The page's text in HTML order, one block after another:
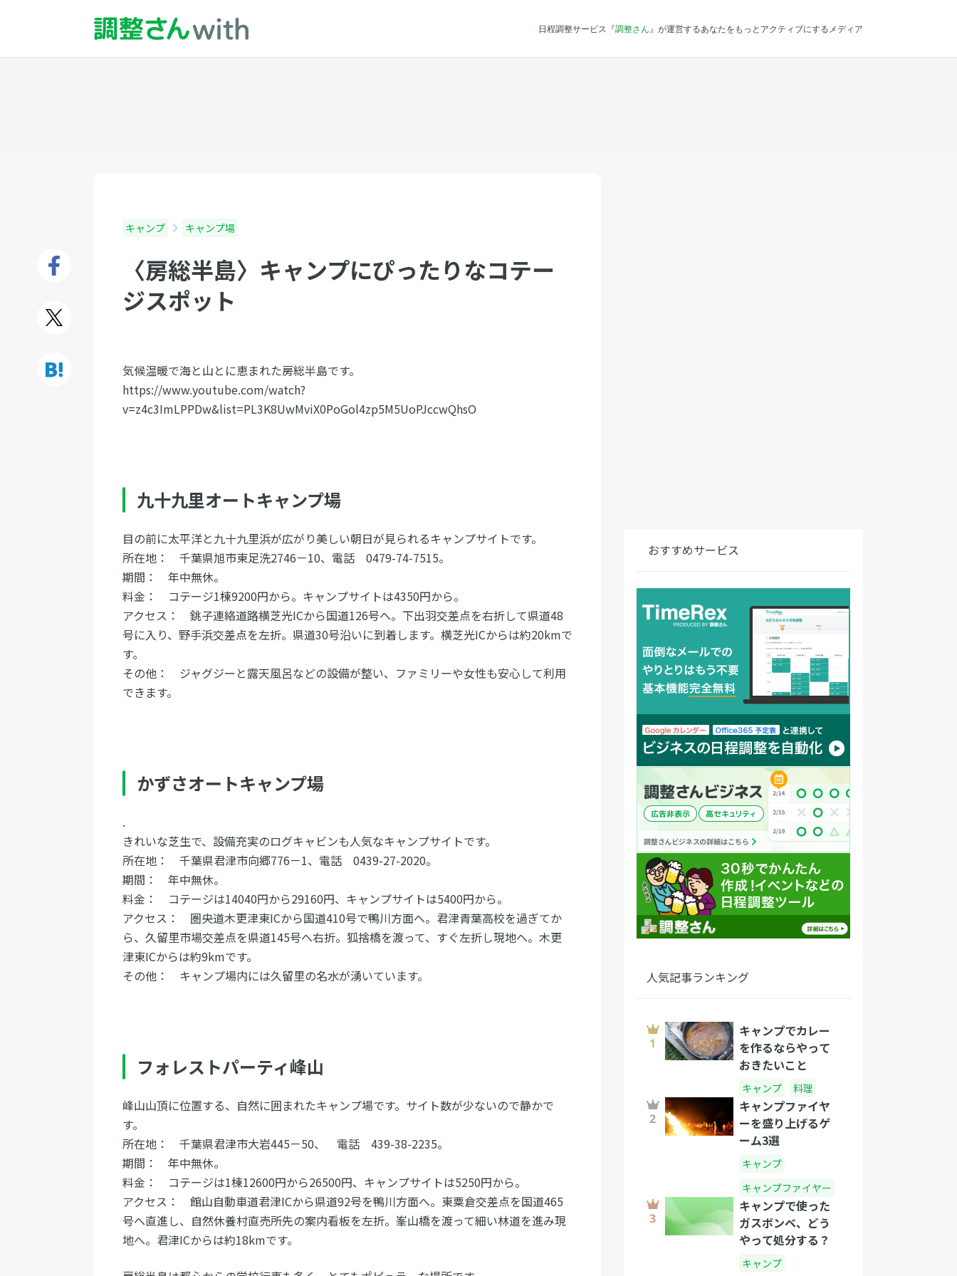
日程調整サービス『調整さん 』が運営するあなたをもっとアクティブにするメディア
キャンプ キャンプ場
〈房総半島〉キャンプにぴったりなコテー
ジスポット
気候温暖で海と山とに恵まれた房総半島です。
https://www.youtube.com/watch?
v=z4c3ImLPPDw&list=PL3K8UwMviX0PoGol4zp5M5UoPJccwQhsO
九十九里オートキャンプ場
目の前に太平洋と九十九里浜が広がり美しい朝日が見られるキャンプサイトです。
所在地： 千葉県旭市東足洗2746－10、電話 0479-74-7515。
期間： 年中無休。
料金： コテージ1棟9200円から。キャンプサイトは4350円から。
アクセス： 銚子連絡道路横芝光ICから国道126号へ。下出羽交差点を右折して県道48
号に入り、野手浜交差点を左折。県道30号沿いに到着します。横芝光ICからは約20kmで
す。
その他： ジャグジーと露天風呂などの設備が整い、ファミリーや女性も安心して利用
できます。
かずさオートキャンプ場
.
きれいな芝生で、設備充実のログキャビンも人気なキャンプサイトです。
所在地： 千葉県君津市向郷776－1、電話 0439-27-2020。
期間： 年中無休。
料金： コテージは14040円から29160円、キャンプサイトは5400円から。
アクセス： 圏央道木更津東ICから国道410号で鴨川方面へ。君津青葉高校を過ぎてか
ら、久留里市場交差点を県道145号へ右折。狐捨橋を渡って、すぐ左折し現地へ。木更
津東ICからは約9kmです。
その他： キャンプ場内には久留里の名水が湧いています。
フォレストパーティ峰山
峰山山頂に位置する、自然に囲まれたキャンプ場です。サイト数が少ないので静かで
す。
所在地： 千葉県君津市大岩445－50、 電話 439-38-2235。
期間： 年中無休。
料金： コテージは1棟12600円から26500円、キャンプサイトは5250円から。
アクセス： 館山自動車道君津ICから県道92号を鴨川方面へ。東粟倉交差点を国道465
号へ直進し、自然休養村直売所先の案内看板を左折。峯山橋を渡って細い林道を進み現
地へ。君津ICからは約18kmです。
おすすめサービス
人気記事ランキング
キャンプでカレー
を作るならやって
おきたいこと
キャンプ 料理
キャンプファイヤ
ーを盛り上げるゲ
ーム3選
キャンプ
キャンプファイヤー
キャンプで使った
ガスボンベ、どう
やって処分する？
キャンプ